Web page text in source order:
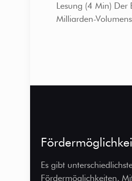
Lesung (4 Min) Der
Milliarden-Volumens
Es gibt
Fördermöglichkeiten.